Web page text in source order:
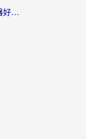
非洲玩装甲战争用什么加速器好？海外党亲测有效的国服游戏加速方案